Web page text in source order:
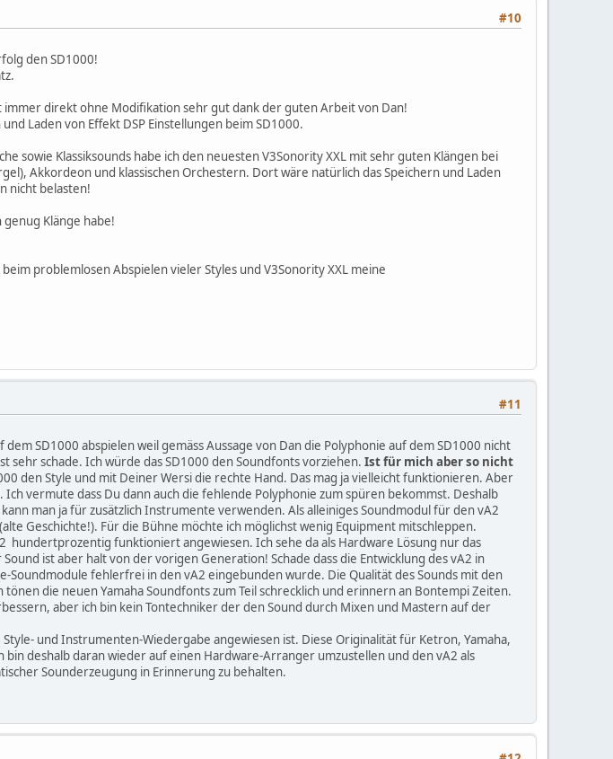
#10
den SD1000!
immer direkt ohne Modifikation sehr gut dank der guten Arbeit von Dan!
Laden von Effekt DSP Einstellungen beim SD1000.
sowie Klassiksounds habe ich den neuesten V3Sonority XXL mit sehr guten Klängen bei
Akkordeon und klassischen Orchestern. Dort wäre natürlich das Speichern und Laden
nicht belasten!
Klänge habe!
problemlosen Abspielen vieler Styles und V3Sonority XXL meine
#11
SD1000 abspielen weil gemäss Aussage von Dan die Polyphonie auf dem SD1000 nicht
schade. Ich würde das SD1000 den Soundfonts vorziehen. Ist für mich aber so nicht
den Style und mit Deiner Wersi die rechte Hand. Das mag ja vielleicht funktionieren. Aber
vermute dass Du dann auch die fehlende Polyphonie zum spüren bekommst. Deshalb
man ja für zusätzlich Instrumente verwenden. Als alleiniges Soundmodul für den vA2
Geschichte!). Für die Bühne möchte ich möglichst wenig Equipment mitschleppen.
hundertprozentig funktioniert angewiesen. Ich sehe da als Hardware Lösung nur das
ist aber halt von der vorigen Generation! Schade dass die Entwicklung des vA2 in
Soundmodule fehlerfrei in den vA2 eingebunden wurde. Die Qualität des Sounds mit den
die neuen Yamaha Soundfonts zum Teil schrecklich und erinnern an Bontempi Zeiten.
aber ich bin kein Tontechniker der den Sound durch Mixen und Mastern auf der
und Instrumenten-Wiedergabe angewiesen ist. Diese Originalität für Ketron, Yamaha,
deshalb daran wieder auf einen Hardware-Arranger umzustellen und den vA2 als
Sounderzeugung in Erinnerung zu behalten.